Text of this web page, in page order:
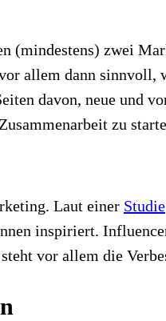
(mindestens) zwei
allem dann
davon, neue und
zu
Laut einer Studie
inspiriert.
vor allem die